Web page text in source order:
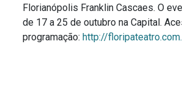
Florianópolis Franklin Cascaes. O
de 17 a 25 de outubro na Capital.
programação: http://